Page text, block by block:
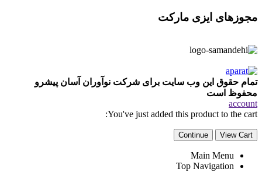
مجوزهای ایزی مارکت
تمام حقوق این وب سایت برای شرکت نوآوران آسان پیشرو
محفوظ است
account
You've just added this product to the cart:
View Cart
Continue
Main Menu
Top Navigation